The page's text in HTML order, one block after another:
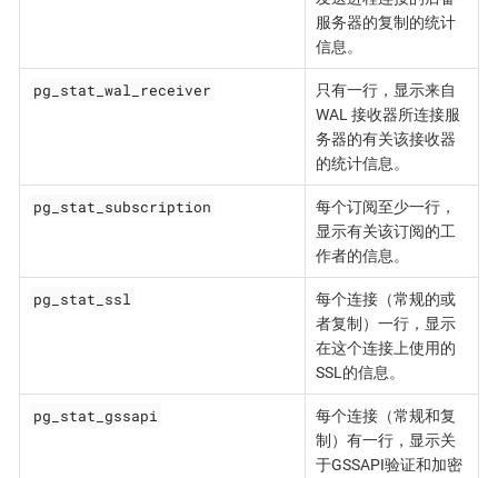
服务器的复制的统计
信息。
pg_stat_wal_receiver
只有一行，显示来自
WAL 接收器所连接服
务器的有关该接收器
的统计信息。
pg_stat_subscription
每个订阅至少一行，
显示有关该订阅的工
作者的信息。
pg_stat_ssl
每个连接（常规的或
者复制）一行，显示
在这个连接上使用的
SSL的信息。
pg_stat_gssapi
每个连接（常规和复
制）有一行，显示关
于GSSAPI验证和加密